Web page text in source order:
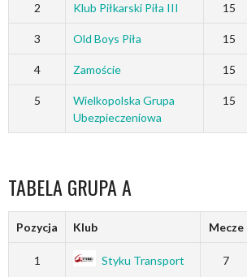
2 Klub Piłkarski Piła III 15
3 Old Boys Piła 15
4 Zamoście 15
5
Wielkopolska Grupa
Ubezpieczeniowa
15
TABELA GRUPA A
Pozycja Klub Mecze
1 Styku Transport 7